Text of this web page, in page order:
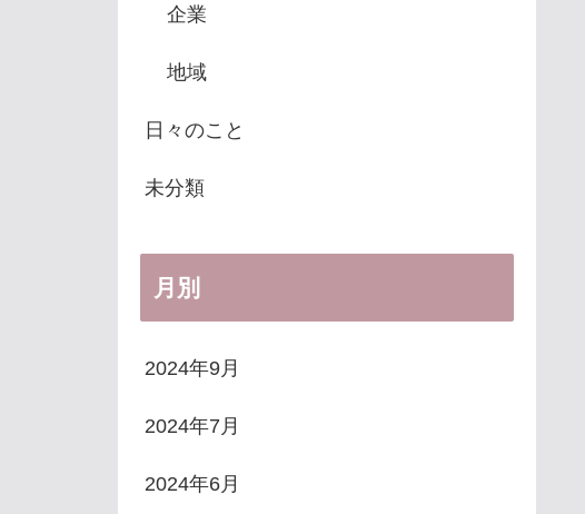
企業
地域
日々のこと
未分類
月別
2024年9月
2024年7月
2024年6月